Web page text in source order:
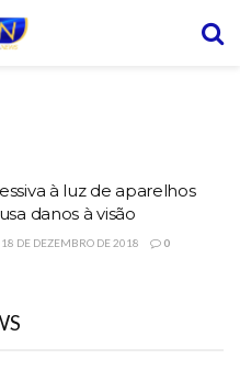
à luz de aparelhos
danos à visão
18 DE DEZEMBRO DE 2018 0